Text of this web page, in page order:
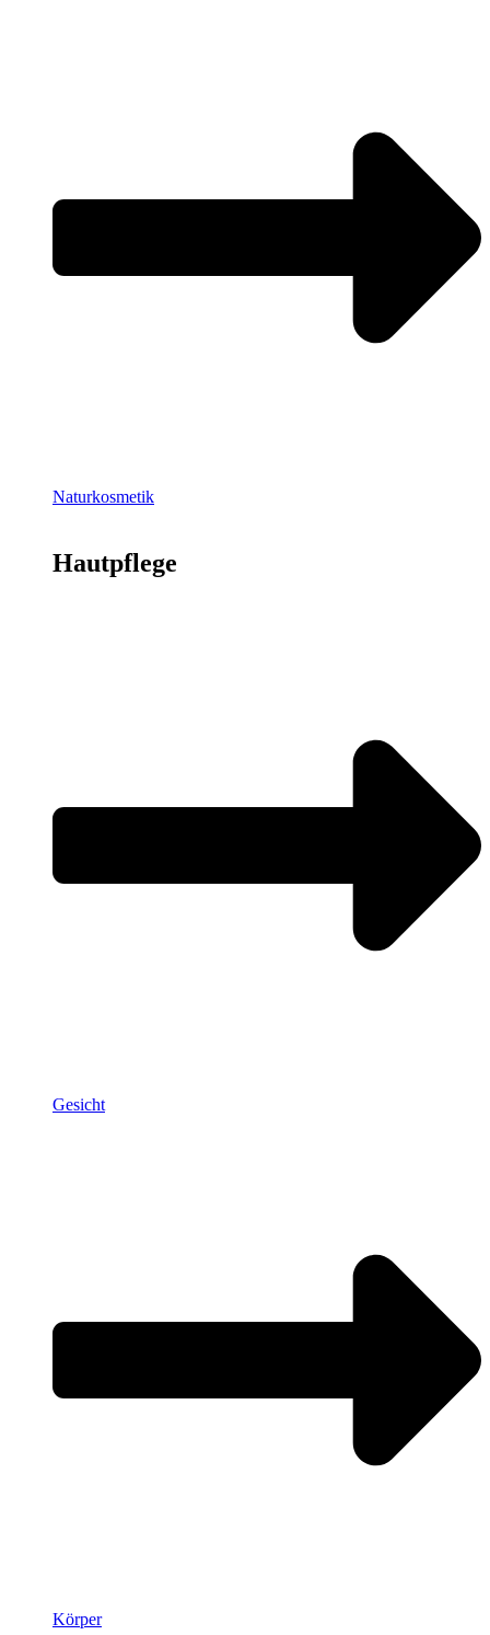
Naturkosmetik
Hautpflege
Gesicht
Körper